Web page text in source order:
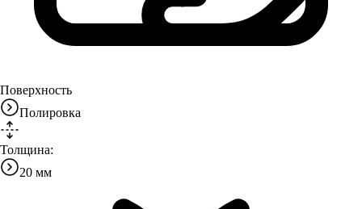
Поверхность
Полировка
Толщина:
20 мм